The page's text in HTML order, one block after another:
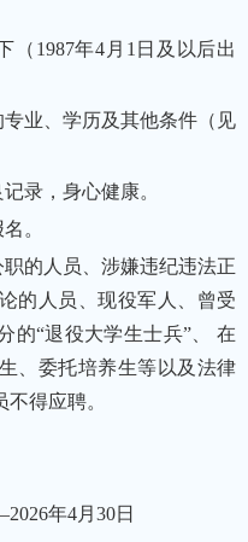
（1987年4月1日及以后出
专业、学历及其他条件（见
录，身心健康。
。
的人员、涉嫌违纪违法正
的人员、现役军人、曾受
的“退役大学生士兵”、 在
、委托培养生等以及法律
得应聘。
年4月30日